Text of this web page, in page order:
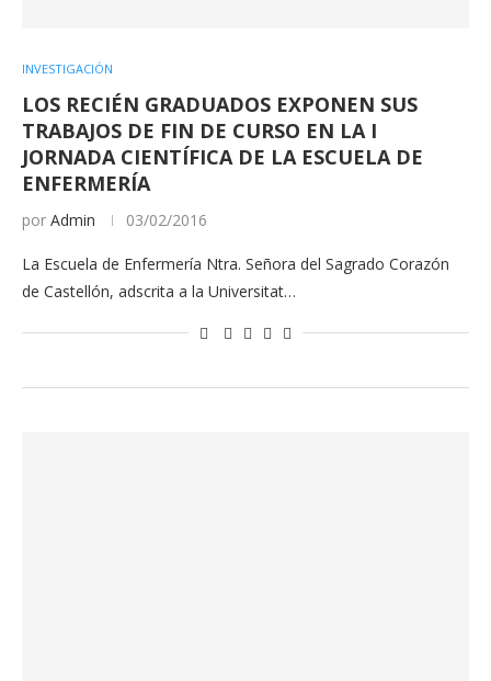
INVESTIGACIÓN
LOS RECIÉN GRADUADOS EXPONEN SUS
TRABAJOS DE FIN DE CURSO EN LA I
JORNADA CIENTÍFICA DE LA ESCUELA DE
ENFERMERÍA
por Admin 03/02/2016
La Escuela de Enfermería Ntra. Señora del Sagrado Corazón
de Castellón, adscrita a la Universitat…